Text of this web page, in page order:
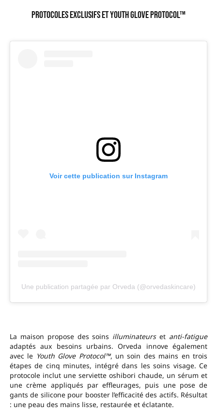
Protocoles exclusifs et Youth Glove Protocol™
Voir cette publication sur Instagram
Une publication partagée par Orveda (@orvedaskincare)
La maison propose des soins illuminateurset anti-fatigue
adaptés aux besoins urbains. Orveda innove également
avec le Youth Glove Protocol™, un soin des mains en trois
étapes de cinq minutes, intégré dans les soins visage. Ce
protocole inclut une serviette oshibori chaude, un sérum et
une crème appliqués par effleurages, puis une pose de
gants de silicone pour booster l’efficacité des actifs. Résultat
: une peau des mains lisse, restaurée et éclatante.